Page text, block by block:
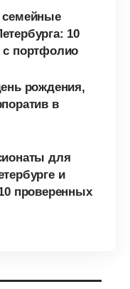
10
с портфолио
рождения,
в
для
и
проверенных